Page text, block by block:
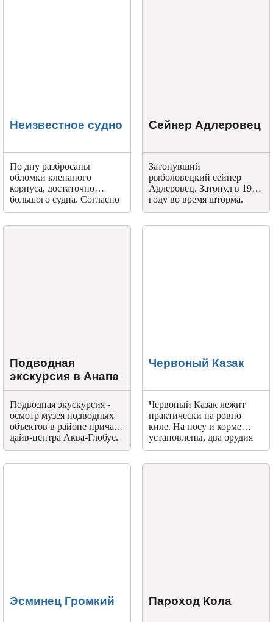
Неизвестное судно
По дну разбросаны
обломки клепаного
корпуса, достаточно
большого судна. Согласно
бронзовым трубам судно
Сейнер Адлеровец
Затонувший
рыболовецкий сейнер
Адлеровец. Затонул в 1969
году во время шторма.
Подводная
экскурсия в Анапе
Подводная экускурсия -
осмотр музея подводных
объектов в районе причала
дайв-центра Аква-Глобус.
Червоный Казак
Червоный Казак лежит
практически на ровно
киле. На носу и корме
установлены, два орудия
небольшого калибра.
Эсминец Громкий Пароход Кола